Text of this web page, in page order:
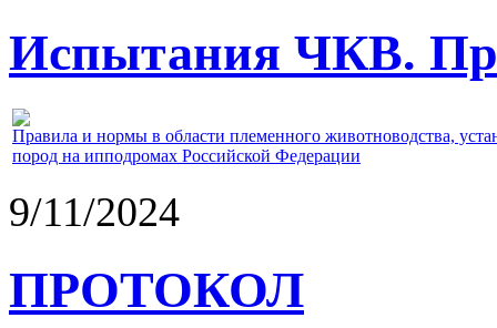
Испытания ЧКВ.
Правила и нормы в области племенного животноводства,
пород на ипподромах Российской Федерации
9/11/2024
ПРОТОКОЛ